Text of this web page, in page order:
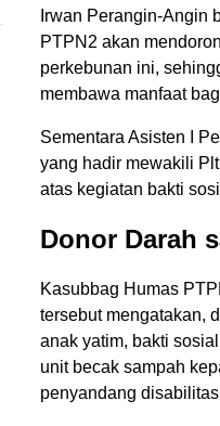
Irwan Perangin-Angin
PTPN2 akan
perkebunan ini,
membawa manfaat
Sementara Asisten I
yang hadir mewakili
atas kegiatan bakti
Donor Darah
Kasubbag Humas
tersebut mengatakan,
anak yatim, bakti
unit becak sampah
penyandang